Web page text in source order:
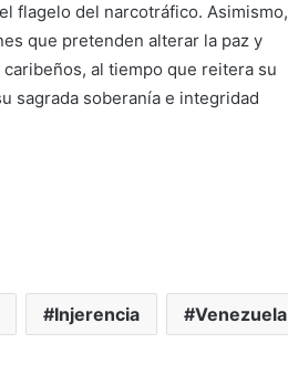
flagelo del narcotráfico. Asimismo,
que pretenden alterar la paz y
al tiempo que reitera su
sagrada soberanía e integridad
Injerencia Venezuela